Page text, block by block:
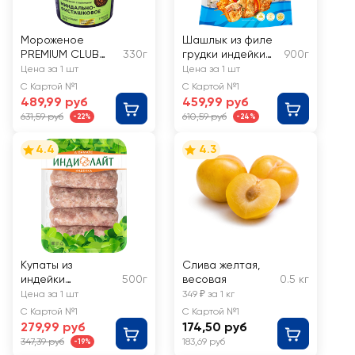
Мороженое
PREMIUM CLUB
Миндально-
фисташковое,
сливочное, без
змж
330г
Цена за 1 шт
С Картой №1
489,99 руб
631,59 руб -22%
Шашлык из филе
грудки индейки
ПАВА ПАВА
900г
Цена за 1 шт
С Картой №1
459,99 руб
610,59 руб -24%
4.4
Купаты из
индейки
ИНДИЛАЙТ По-
домашнему
500г
Цена за 1 шт
С Картой №1
279,99 руб
347,39 руб -19%
4.3
Слива желтая,
весовая
0.5 кг
349 ₽ за 1 кг
С Картой №1
174,50 руб
183,69 руб